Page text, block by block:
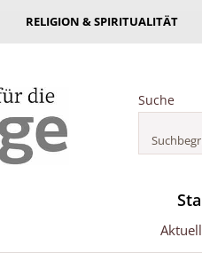
RELIGION & SPIRITUALITÄT
Suche